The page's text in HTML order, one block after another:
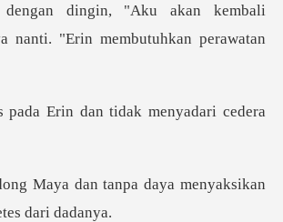
kan kembali
nanti.
a Erin dan tidak me
anpa daya menyaksikan